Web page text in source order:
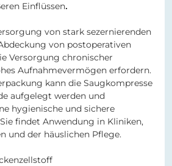
Einflüssen.
von stark sezernierenden
von postoperativen
Versorgung chronischer
Aufnahmevermögen erfordern.
kann die Saugkompresse
aufgelegt werden und
hygienische und sichere
findet Anwendung in Kliniken,
und der häuslichen Pflege.